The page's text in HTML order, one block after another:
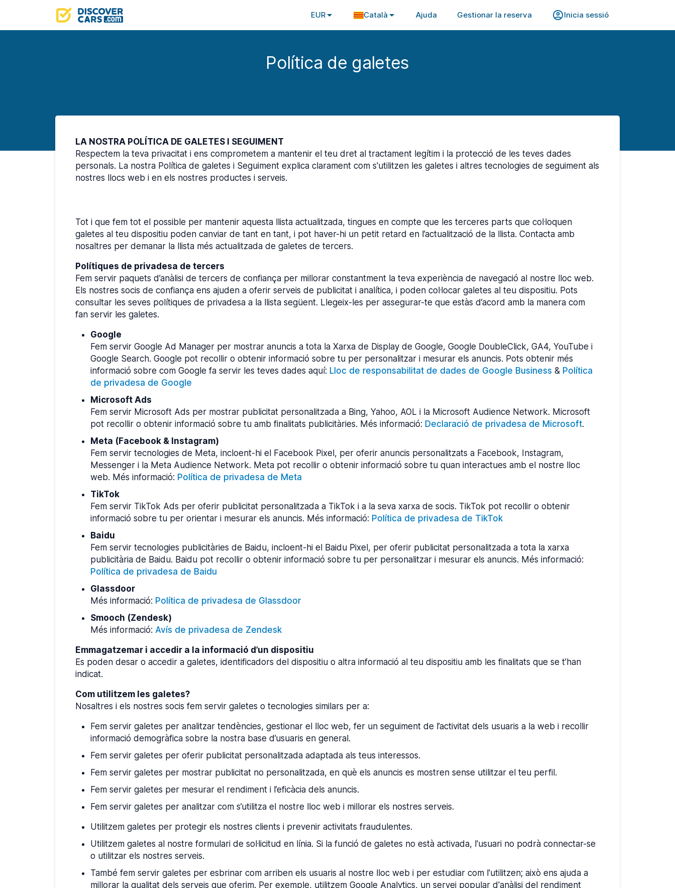
EUR Català Ajuda Gestionar la reserva Inicia sessió
Política de galetes
LA NOSTRA POLÍTICA DE GALETES I SEGUIMENT
Respectem la teva privacitat i ens comprometem a mantenir el teu dret al tractament legítim i la protecció de les teves dades
personals. La nostra Política de galetes i Seguiment explica clarament com s'utilitzen les galetes i altres tecnologies de seguiment als
nostres llocs web i en els nostres productes i serveis.
Tot i que fem tot el possible per mantenir aquesta llista actualitzada, tingues en compte que les terceres parts que col·loquen
galetes al teu dispositiu poden canviar de tant en tant, i pot haver-hi un petit retard en l’actualització de la llista. Contacta amb
nosaltres per demanar la llista més actualitzada de galetes de tercers.
Polítiques de privadesa de tercers
Fem servir paquets d’anàlisi de tercers de confiança per millorar constantment la teva experiència de navegació al nostre lloc web.
Els nostres socis de confiança ens ajuden a oferir serveis de publicitat i analítica, i poden col·locar galetes al teu dispositiu. Pots
consultar les seves polítiques de privadesa a la llista següent. Llegeix-les per assegurar-te que estàs d’acord amb la manera com
fan servir les galetes.
Google
Fem servir Google Ad Manager per mostrar anuncis a tota la Xarxa de Display de Google, Google DoubleClick, GA4, YouTube i
Google Search. Google pot recollir o obtenir informació sobre tu per personalitzar i mesurar els anuncis. Pots obtenir més
informació sobre com Google fa servir les teves dades aquí: Lloc de responsabilitat de dades de Google Business & Política
de privadesa de Google
Microsoft Ads
Fem servir Microsoft Ads per mostrar publicitat personalitzada a Bing, Yahoo, AOL i la Microsoft Audience Network. Microsoft
pot recollir o obtenir informació sobre tu amb finalitats publicitàries. Més informació: Declaració de privadesa de Microsoft.
Meta (Facebook & Instagram)
Fem servir tecnologies de Meta, incloent-hi el Facebook Pixel, per oferir anuncis personalitzats a Facebook, Instagram,
Messenger i la Meta Audience Network. Meta pot recollir o obtenir informació sobre tu quan interactues amb el nostre lloc
web. Més informació: Política de privadesa de Meta
TikTok
Fem servir TikTok Ads per oferir publicitat personalitzada a TikTok i a la seva xarxa de socis. TikTok pot recollir o obtenir
informació sobre tu per orientar i mesurar els anuncis. Més informació: Política de privadesa de TikTok
Baidu
Fem servir tecnologies publicitàries de Baidu, incloent-hi el Baidu Pixel, per oferir publicitat personalitzada a tota la xarxa
publicitària de Baidu. Baidu pot recollir o obtenir informació sobre tu per personalitzar i mesurar els anuncis. Més informació:
Política de privadesa de Baidu
Glassdoor
Més informació: Política de privadesa de Glassdoor
Smooch (Zendesk)
Més informació: Avís de privadesa de Zendesk
Emmagatzemar i accedir a la informació d’un dispositiu
Es poden desar o accedir a galetes, identificadors del dispositiu o altra informació al teu dispositiu amb les finalitats que se t’han
indicat.
Com utilitzem les galetes?
Nosaltres i els nostres socis fem servir galetes o tecnologies similars per a:
Fem servir galetes per analitzar tendències, gestionar el lloc web, fer un seguiment de l’activitat dels usuaris a la web i recollir
informació demogràfica sobre la nostra base d’usuaris en general.
Fem servir galetes per oferir publicitat personalitzada adaptada als teus interessos.
Fem servir galetes per mostrar publicitat no personalitzada, en què els anuncis es mostren sense utilitzar el teu perfil.
Fem servir galetes per mesurar el rendiment i l’eficàcia dels anuncis.
Fem servir galetes per analitzar com s’utilitza el nostre lloc web i millorar els nostres serveis.
Utilitzem galetes per protegir els nostres clients i prevenir activitats fraudulentes.
Utilitzem galetes al nostre formulari de sol·licitud en línia. Si la funció de galetes no està activada, l'usuari no podrà connectar-se
o utilitzar els nostres serveis.
També fem servir galetes per esbrinar com arriben els usuaris al nostre lloc web i per estudiar com l'utilitzen; això ens ajuda a
millorar la qualitat dels serveis que oferim. Per exemple, utilitzem Google Analytics, un servei popular d'anàlisi del rendiment